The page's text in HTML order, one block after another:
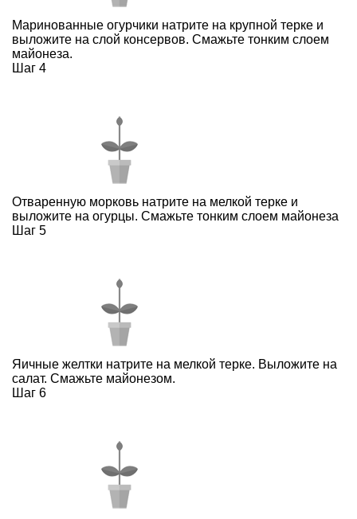
Маринованные огурчики натрите на крупной терке и
выложите на слой консервов. Смажьте тонким слоем
майонеза.
Шаг 4
Отваренную морковь натрите на мелкой терке и
выложите на огурцы. Смажьте тонким слоем майонеза
Шаг 5
Яичные желтки натрите на мелкой терке. Выложите на
салат. Смажьте майонезом.
Шаг 6